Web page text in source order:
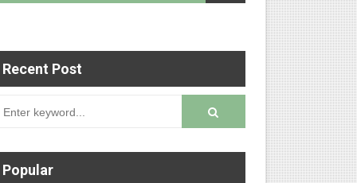
மின்னல் கல்விச் செய்தி
Recent Post
Popular